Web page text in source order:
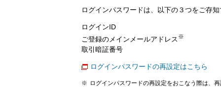
ログインパスワードは、以下の３つをご存
ログインID
ご登録のメインメールアドレス ※
取引暗証番号
ログインパスワードの再設定はこちら
ログインパスワードの再設定をおこなう際は、